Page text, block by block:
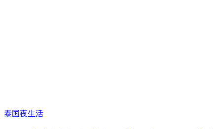
泰国夜生活